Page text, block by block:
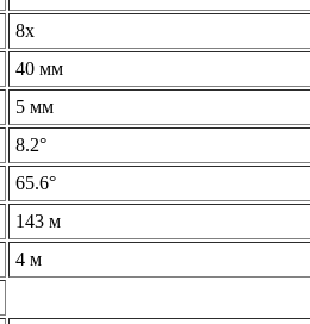
8x
40 мм
5 мм
8.2°
65.6°
143 м
4 м